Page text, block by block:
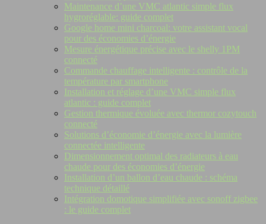
Maintenance d’une VMC atlantic simple flux
hygroréglable: guide complet
Google home mini charcoal: votre assistant vocal
pour des économies d’énergie
Mesure énergétique précise avec le shelly 1PM
connecté
Commande chauffage intelligente : contrôle de la
température par smartphone
Installation et réglage d’une VMC simple flux
atlantic : guide complet
Gestion thermique évoluée avec thermor cozytouch
connecté
Solutions d’économie d’énergie avec la lumière
connectée intelligente
Dimensionnement optimal des radiateurs à eau
chaude pour des économies d’énergie
Installation d’un ballon d’eau chaude : schéma
technique détaillé
Intégration domotique simplifiée avec sonoff zigbee
: le guide complet